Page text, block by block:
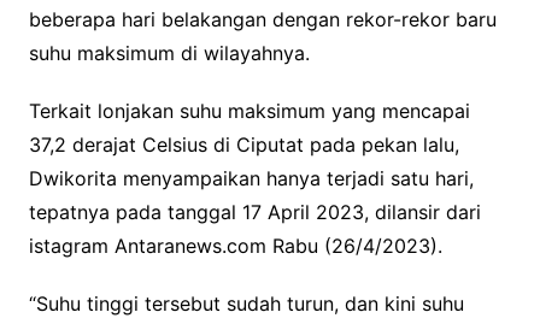
beberapa hari belakangan dengan rekor-rekor baru
suhu maksimum di wilayahnya.
Terkait lonjakan suhu maksimum yang mencapai
37,2 derajat Celsius di Ciputat pada pekan lalu,
Dwikorita menyampaikan hanya terjadi satu hari,
tepatnya pada tanggal 17 April 2023, dilansir dari
istagram Antaranews.com Rabu (26/4/2023).
“Suhu tinggi tersebut sudah turun, dan kini suhu